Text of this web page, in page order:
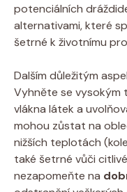
potenciálních
⁤alternativami,​ které
šetrné k životnímu
Dalším⁢ důležitým
‍Vyhněte se ‌vysokým
vlákna látek a
mohou zůstat ⁤na
nižších teplotách‍
také ⁢šetrné ​vůči⁣
nezapomeňte na